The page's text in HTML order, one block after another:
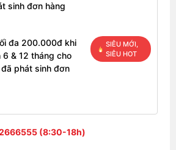
sinh đơn hàng
đa 200.000đ khi
6 & 12 tháng cho
phát sinh đơn
SIÊU MỚI,
SIÊU HOT
(8:30-18h)